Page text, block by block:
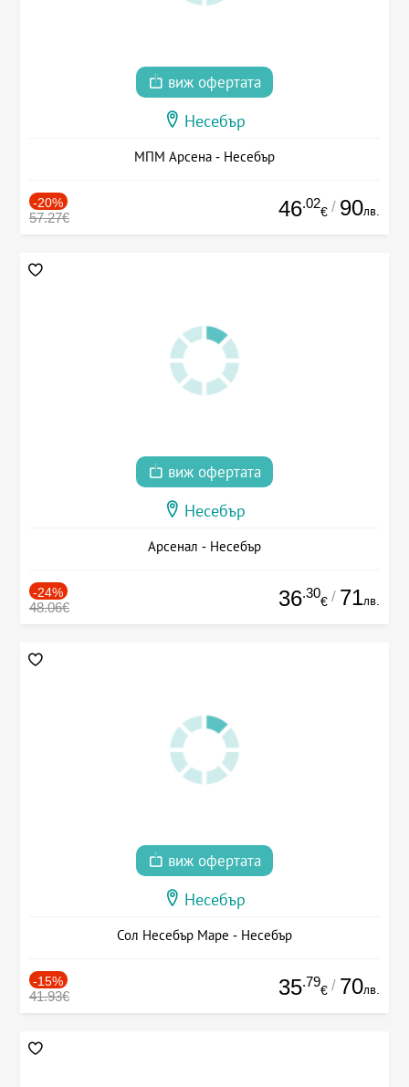
виж офертата
Несебър
МПМ Арсена - Несебър
-20%
57.27€ 46.02
€ / 90лв.
виж офертата
Несебър
Арсенал - Несебър
-24%
48.06€ 36.30
€ / 71лв.
виж офертата
Несебър
Сол Несебър Маре - Несебър
-15%
41.93€ 35.79
€ / 70лв.